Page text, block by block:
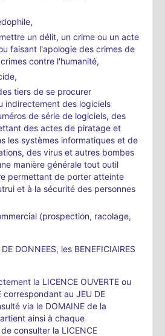
un délit, un crime ou un acte
faisant l'apologie des crimes de
contre l'humanité,
tiers de se procurer
indirectement des logiciels
de série de logiciels, des
des actes de piratage et
les systèmes informatiques et de
des virus et autres bombes
manière générale tout outil
permettant de porter atteinte
et à la sécurité des personnes
(prospection, racolage,
DONNEES, les BENEFICIAIRES
la LICENCE OUVERTE ou
correspondant au JEU DE
via le DOMAINE de la
ainsi à chaque
de consulter la LICENCE